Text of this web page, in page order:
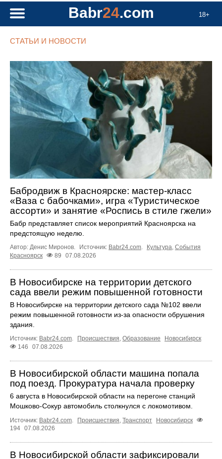
18+
Babr24.com
СТАТЬИ И НОВОСТИ
Бабродвиж в Красноярске: мастер-класс
«Ваза с бабочками», игра «Туристическое
ассорти» и занятие «Роспись в стиле гжели»
Бабр представляет список мероприятий Красноярска на
предстоящую неделю.
Автор: Денис Миронов. Источник: Babr24.com Культура События
Красноярск
89 07.08.2026
В Новосибирске на территории детского
сада ввели режим повышенной готовности
В Новосибирске на территории детского сада №102 ввели
режим повышенной готовности из-за опасности обрушения
здания.
Источник: Babr24.com Происшествия Образование
Новосибирск
146
07.08.2026
В Новосибирской области машина попала
под поезд. Прокуратура начала проверку
6 августа в Новосибирской области на перегоне станций
Мошково-Сокур автомобиль столкнулся с локомотивом.
Источник: Babr24.com. Происшествия, Транспорт
Новосибирск
194 07.08.2026
В Новосибирской области зафиксировали